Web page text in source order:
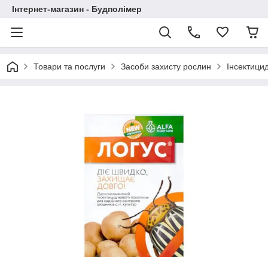
Інтернет-магазин - Будполімер
Товари та послуги Засоби захисту рослин